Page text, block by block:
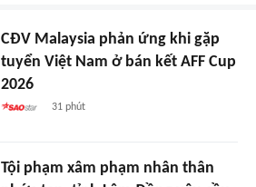
CĐV Malaysia phản ứng khi gặp
tuyển Việt Nam ở bán kết AFF Cup
2026
31 phút
Tội phạm xâm phạm nhân thân